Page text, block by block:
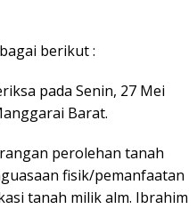
berikut :
pada Senin, 27 Mei
Barat.
perolehan tanah
fisik/pemanfaatan
tanah milik alm. Ibrahim